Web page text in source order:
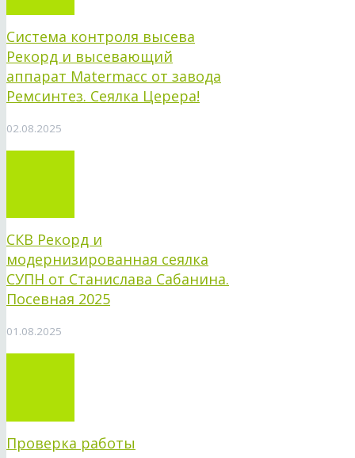
Система контроля высева
Рекорд и высевающий
аппарат Matermacc от завода
Ремсинтез. Сеялка Церера!
02.08.2025
СКВ Рекорд и
модернизированная сеялка
СУПН от Станислава Сабанина.
Посевная 2025
01.08.2025
Проверка работы